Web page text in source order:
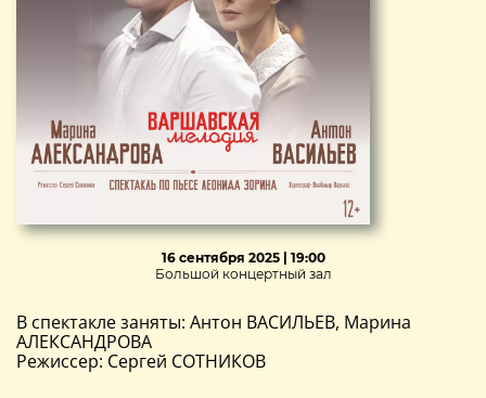
16 сентября 2025 | 19:00
Большой концертный зал
В спектакле заняты: Антон ВАСИЛЬЕВ, Марина
АЛЕКСАНДРОВА
Режиссер: Сергей СОТНИКОВ